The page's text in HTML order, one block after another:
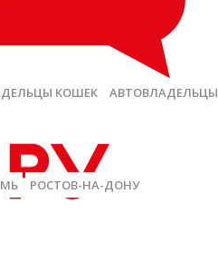
КОШЕК АВТОВЛАДЕЛЬЦЫ
РОСТОВ-НА-ДОНУ